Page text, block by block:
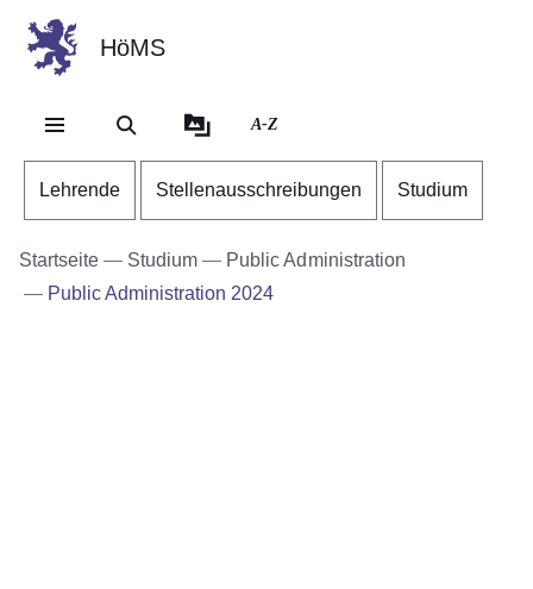
HöMS
A-Z
Lehrende Stellenausschreibungen Studium
Startseite Studium
Public Administration
Public Administration 2024